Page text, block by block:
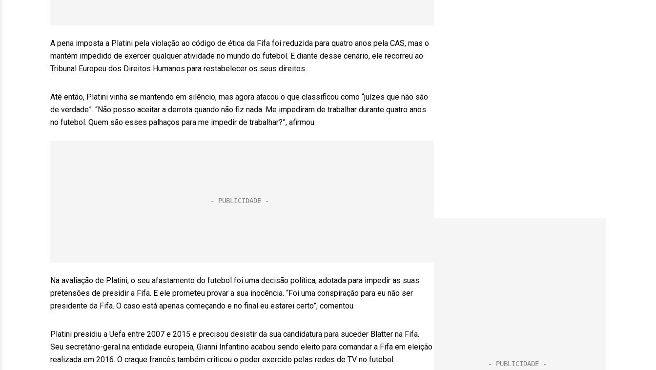
A pena imposta a Platini pela violação ao código de ética da Fifa foi reduzida para quatro anos pela CAS, mas o
mantém impedido de exercer qualquer atividade no mundo do futebol. E diante desse cenário, ele recorreu ao
Tribunal Europeu dos Direitos Humanos para restabelecer os seus direitos.
Até então, Platini vinha se mantendo em silêncio, mas agora atacou o que classificou como “juízes que não são
de verdade”. “Não posso aceitar a derrota quando não fiz nada. Me impediram de trabalhar durante quatro anos
no futebol. Quem são esses palhaços para me impedir de trabalhar?”, afirmou.
Na avaliação de Platini, o seu afastamento do futebol foi uma decisão política, adotada para impedir as suas
pretensões de presidir a Fifa. E ele prometeu provar a sua inocência. “Foi uma conspiração para eu não ser
presidente da Fifa. O caso está apenas começando e no final eu estarei certo”, comentou.
Platini presidiu a Uefa entre 2007 e 2015 e precisou desistir da sua candidatura para suceder Blatter na Fifa.
Seu secretário-geral na entidade europeia, Gianni Infantino acabou sendo eleito para comandar a Fifa em eleição
realizada em 2016. O craque francês também criticou o poder exercido pelas redes de TV no futebol.